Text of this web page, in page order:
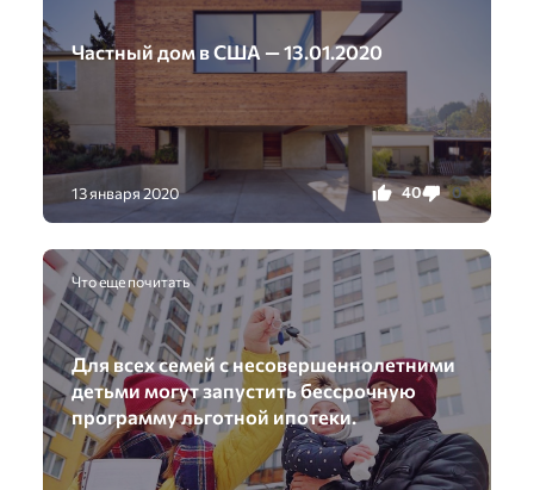
Частный дом в США — 13.01.2020
13 января 2020 40 0
Что еще почитать
Для всех семей с несовершеннолетними
детьми могут запустить бессрочную
программу льготной ипотеки.